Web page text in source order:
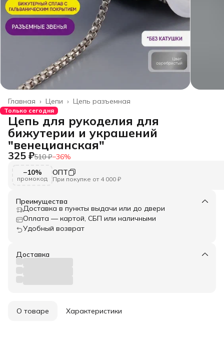
Цепь разъемная
Цепи ›
Главная ›
Только сегодня
Цепь для рукоделия для
бижутерии и украшений
"венецианская"
325 ₽510 ₽−36%
−10%
промокод
ОПТ
При покупке от 4 000 ₽
Преимущества
Доставка в пункты выдачи или до двери
Оплата — картой, СБП или наличными
Удобный возврат
Доставка
О товаре Характеристики